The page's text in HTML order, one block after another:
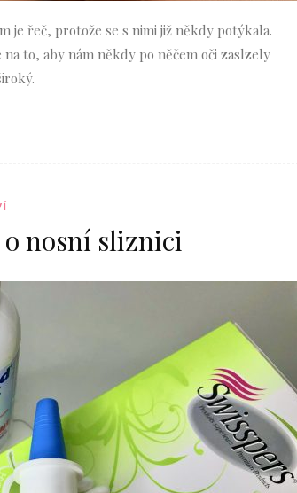
je řeč, protože se s nimi již někdy potýkala.
to, aby nám někdy po něčem oči zaslzely
o nosní sliznici